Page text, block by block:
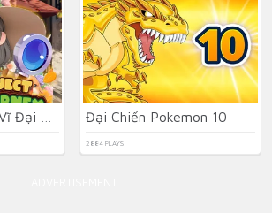
Đại Chiến Pokemon 10
2884 PLAYS